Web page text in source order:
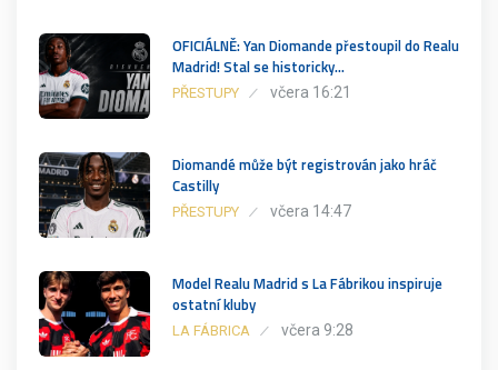
OFICIÁLNĚ: Yan Diomande přestoupil do Realu
Madrid! Stal se historicky…
PŘESTUPY včera 16:21
Diomandé může být registrován jako hráč
Castilly
PŘESTUPY včera 14:47
Model Realu Madrid s La Fábrikou inspiruje
ostatní kluby
LA FÁBRICA včera 9:28